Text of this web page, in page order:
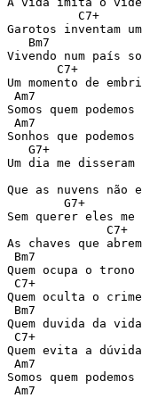
          C7+
Garotos inventam
   Bm7
Vivendo num país
       C7+
Um momento de
Am7
Somos quem
Am7
Sonhos que
   G7+
Um dia me disseram
Que as nuvens não
        G7+
Sem querer eles me
              C7+
As chaves que
Bm7
Quem ocupa o trono
C7+
Quem oculta o crime
Bm7
Quem duvida da
C7+
Quem evita a dúvida
Am7
Somos quem
Am7